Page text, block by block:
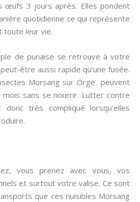
œufs 3 jours après. Elles pondent
quotidienne ce qui représente
toute leur vie.
de punaise se retrouve à votre
être aussi rapide qu’une fusée.
Morsang sur Orge peuvent
sans se nourrir. Lutter contre
très compliqué lorsqu’elles
vous prenez avec vous, vos
et surtout votre valise. Ce sont
que ces nuisibles Morsang